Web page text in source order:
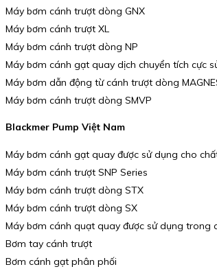
Máy bơm cánh trượt dòng GNX
Máy bơm cánh trượt XL
Máy bơm cánh trượt dòng NP
Máy bơm cánh gạt quay dịch chuyển tích cực
Máy bơm dẫn động từ cánh trượt dòng
Máy bơm cánh trượt dòng SMVP
Blackmer Pump Việt Nam
Máy bơm cánh gạt quay được sử dụng cho
Máy bơm cánh trượt SNP Series
Máy bơm cánh trượt dòng STX
Máy bơm cánh trượt dòng SX
Máy bơm cánh quạt quay được sử dụng trong
Bơm tay cánh trượt
Bơm cánh gạt phân phối